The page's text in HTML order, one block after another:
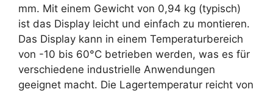
mm. Mit einem Gewicht von 0,94 kg (typisch)
ist das Display leicht und einfach zu montieren.
Das Display kann in einem Temperaturbereich
von -10 bis 60°C betrieben werden, was es für
verschiedene industrielle Anwendungen
geeignet macht. Die Lagertemperatur reicht von